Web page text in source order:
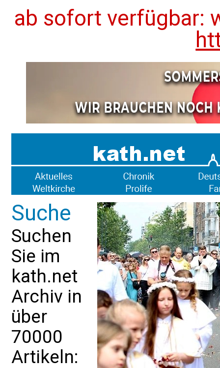
ab sofort verfügbar:
Suche
Suchen
Sie im
kath.net
Archiv in
über
70000
Artikeln: